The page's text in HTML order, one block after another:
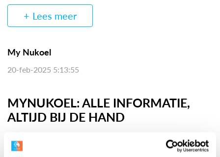
Lees meer
My Nukoel
20-feb-2025 5:13:55
MYNUKOEL: ALLE INFORMATIE,
ALTIJD BIJ DE HAND
Op je eigen MYNUKOEL-pagina vind je alle
belangrijke informatie over je eigen aircosysteem,